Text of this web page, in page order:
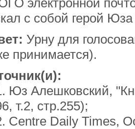
с собой герой
Урну для
принимается).
Юз Алешковский,
т.2, стр.255);
Centre Daily Times,